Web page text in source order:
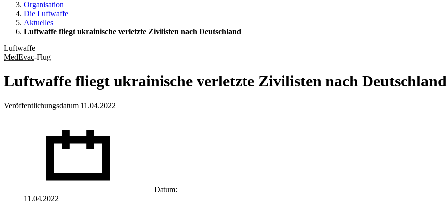
Organisation
Die Luftwaffe
Aktuelles
Luftwaffe fliegt ukrainische verletzte Zivilisten nach Deutschland
Luftwaffe
MedEvac-Flug
Luftwaffe fliegt ukrainische verletzte Zivilisten nach Deutschland
Veröffentlichungsdatum 11.04.2022
Datum:
11.04.2022